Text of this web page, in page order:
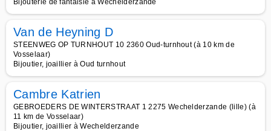
Bijouterie de fantaisie à Wechelderzande
Van de Heyning D
STEENWEG OP TURNHOUT 10 2360 Oud-turnhout (à 10 km de
Vosselaar)
Bijoutier, joaillier à Oud turnhout
Cambre Katrien
GEBROEDERS DE WINTERSTRAAT 1 2275 Wechelderzande (lille) (à
11 km de Vosselaar)
Bijoutier, joaillier à Wechelderzande